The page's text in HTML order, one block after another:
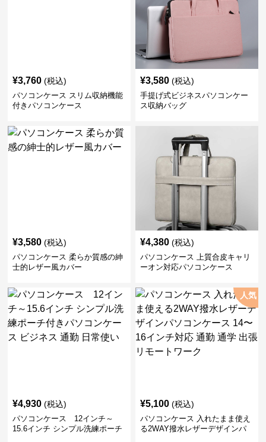
¥3,760 (税込)
パソコンケース スリム収納機能
付きパソコンケース
¥3,580 (税込)
手提げ式ビジネスパソコンケー
ス収納バッグ
¥3,580 (税込)
パソコンケース 柔らか質感の紳
士的レザー風カバー
¥4,380 (税込)
パソコンケース 上質合皮キャリ
ーオン対応パソコンケース
¥4,930 (税込)
パソコンケース 12インチ～
15.6インチ シンプル洗練ポーチ
人気
¥5,100 (税込)
パソコンケース 入れたまま使え
る2WAY撥水レザーデザインパ